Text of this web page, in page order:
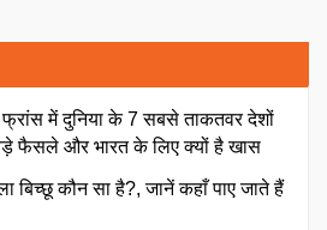
में दुनिया के 7 सबसे ताकतवर देशों
फैसले और भारत के लिए क्यों है खास
बिच्छू कौन सा है?, जानें कहाँ पाए जाते हैं